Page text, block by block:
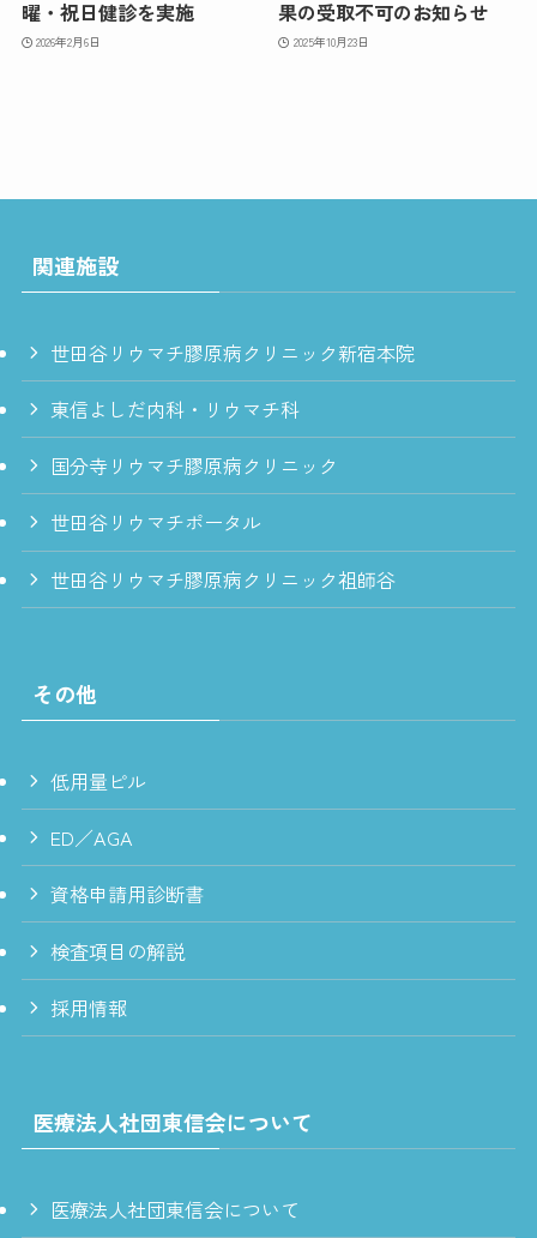
曜・祝日健診を実施
2026年2月6日
果の受取不可のお知らせ
2025年10月23日
関連施設
世田谷リウマチ膠原病クリニック新宿本院
東信よしだ内科・リウマチ科
国分寺リウマチ膠原病クリニック
世田谷リウマチポータル
世田谷リウマチ膠原病クリニック祖師谷
その他
低用量ピル
ED／AGA
資格申請用診断書
検査項目の解説
採用情報
医療法人社団東信会について
医療法人社団東信会について